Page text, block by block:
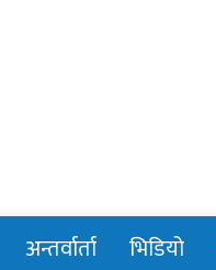
अन्तर्वार्ता भिडियो